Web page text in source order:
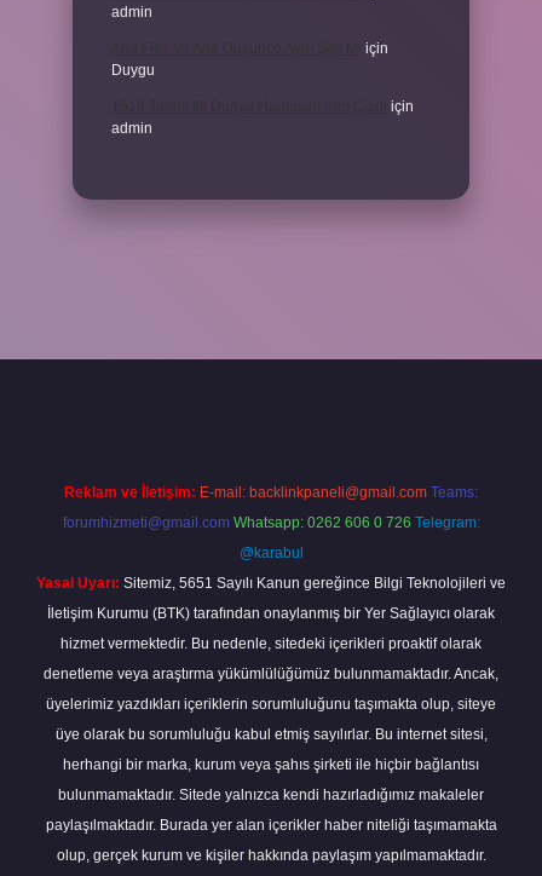
admin
için
Duygu
için
admin
Reklam ve İletişim: E-mail: backlinkpaneli@gmail.com Teams:
forumhizmeti@gmail.com Whatsapp: 0262 606 0 726 Telegram:
@karabul
Yasal Uyarı: Sitemiz, 5651 Sayılı Kanun gereğince Bilgi Teknolojileri ve
İletişim Kurumu (BTK) tarafından onaylanmış bir Yer Sağlayıcı olarak
hizmet vermektedir. Bu nedenle, sitedeki içerikleri proaktif olarak
denetleme veya araştırma yükümlülüğümüz bulunmamaktadır. Ancak,
üyelerimiz yazdıkları içeriklerin sorumluluğunu taşımakta olup, siteye
üye olarak bu sorumluluğu kabul etmiş sayılırlar. Bu internet sitesi,
herhangi bir marka, kurum veya şahıs şirketi ile hiçbir bağlantısı
bulunmamaktadır. Sitede yalnızca kendi hazırladığımız makaleler
paylaşılmaktadır. Burada yer alan içerikler haber niteliği taşımamakta
olup, gerçek kurum ve kişiler hakkında paylaşım yapılmamaktadır.